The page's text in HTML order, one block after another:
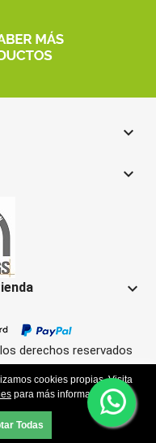



cookies propias. Visita
para más información.
Todas
derechos reservados